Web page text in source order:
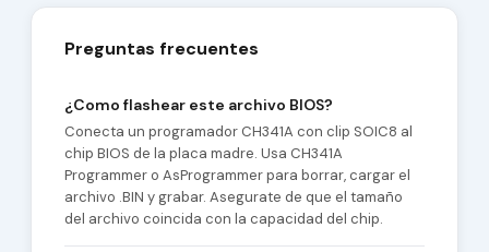
Preguntas frecuentes
¿Como flashear este archivo BIOS?
Conecta un programador CH341A con clip SOIC8 al
chip BIOS de la placa madre. Usa CH341A
Programmer o AsProgrammer para borrar, cargar el
archivo .BIN y grabar. Asegurate de que el tamaño
del archivo coincida con la capacidad del chip.